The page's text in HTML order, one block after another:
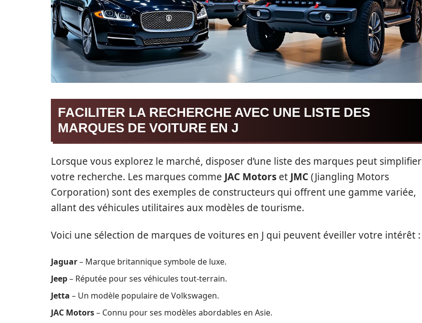
FACILITER LA RECHERCHE AVEC UNE LISTE DES
MARQUES DE VOITURE EN J
Lorsque vous explorez le marché, disposer d’une liste des marques peut simplifier
votre recherche. Les marques comme JAC Motors et JMC(Jiangling Motors
Corporation) sont des exemples de constructeurs qui offrent une gamme variée,
allant des véhicules utilitaires aux modèles de tourisme.
Voici une sélection de marques de voitures en J qui peuvent éveiller votre intérêt :
Jaguar– Marque britannique symbole de luxe.
Jeep– Réputée pour ses véhicules tout-terrain.
Jetta – Un modèle populaire de Volkswagen.
JAC Motors– Connu pour ses modèles abordables en Asie.